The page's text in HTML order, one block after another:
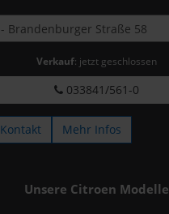
Verkauf: jetzt geschlossen
033841/561-0
Kontakt Mehr Infos
Unsere Citroen Modelle